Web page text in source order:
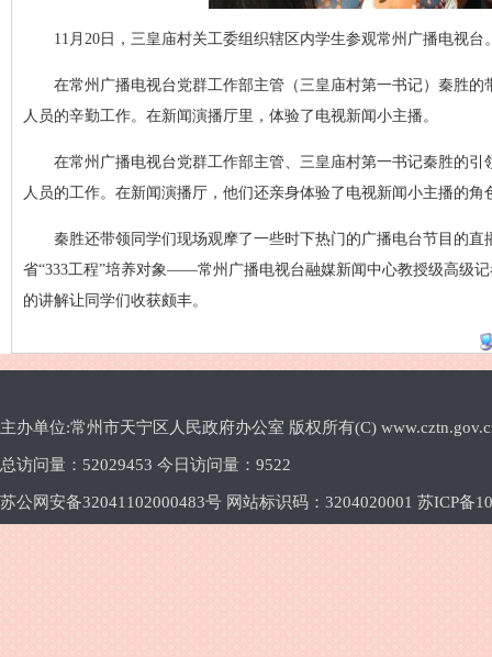
11月20日，三皇庙村关工委组织辖区内学生参观常州广播电视台
在常州广播电视台党群工作部主管（三皇庙村第一书记）秦胜
人员的辛勤工作。在新闻演播厅里，体验了电视新闻小主播。
在常州广播电视台党群工作部主管、三皇庙村第一书记秦胜的
人员的工作。在新闻演播厅，他们还亲身体验了电视新闻小主播的角
秦胜还带领同学们现场观摩了一些时下热门的广播电台节目的
省“333工程”培养对象——常州广播电视台融媒新闻中心教授级高级
的讲解让同学们收获颇丰。
主办单位:常州市天宁区人民政府办公室 版权所有(C)
总访问量： 52029453 今日访问量： 9522
苏公网安备32041102000483号 网站标识码：3204020001 苏ICP备